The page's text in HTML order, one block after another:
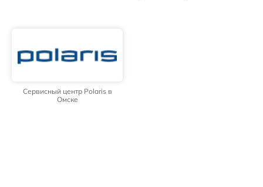
Сервисный центр Polaris в
Омске